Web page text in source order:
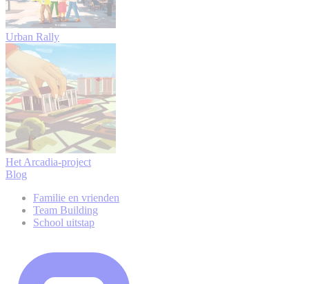
Urban Rally
Het Arcadia-project
Blog
Familie en vrienden
Team Building
School uitstap